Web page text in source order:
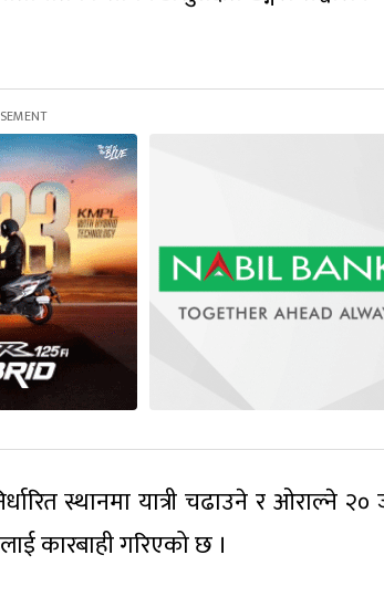
स्थानमा यात्री चढाउने र ओराल्ने २०
कारबाही गरिएको छ ।